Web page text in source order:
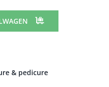
& pedicure